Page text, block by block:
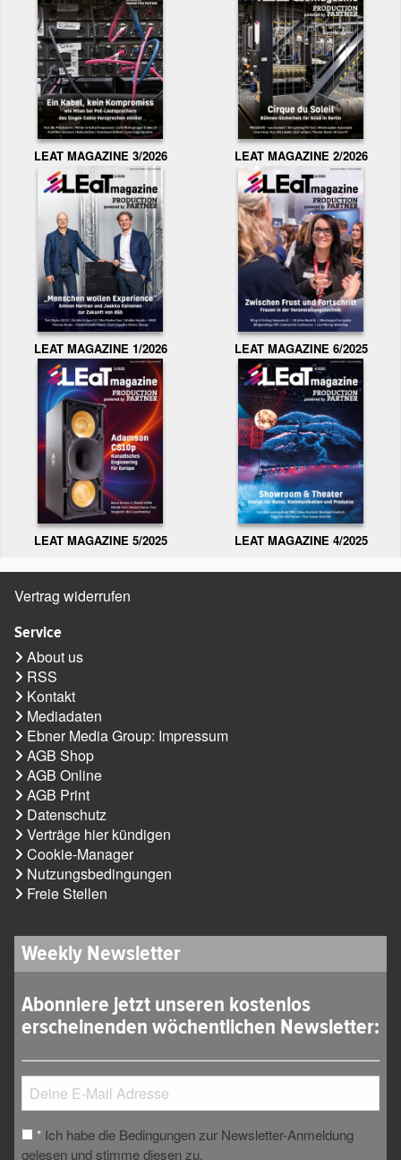
LEAT MAGAZINE 3/2026 LEAT MAGAZINE 2/2026
LEAT MAGAZINE 1/2026 LEAT MAGAZINE 6/2025
LEAT MAGAZINE 5/2025 LEAT MAGAZINE 4/2025
Vertrag widerrufen
Service
About us
RSS
Kontakt
Mediadaten
Ebner Media Group: Impressum
AGB Shop
AGB Online
AGB Print
Datenschutz
Verträge hier kündigen
Cookie-Manager
Nutzungsbedingungen
Freie Stellen
Weekly Newsletter
Abonniere jetzt unseren kostenlos
erscheinenden wöchentlichen Newsletter:
* Ich habe die Bedingungen zur Newsletter-Anmeldung
gelesen und stimme diesen zu.